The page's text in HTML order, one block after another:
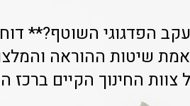
הפדגוגי השוטף?**
שיטות ההוראה
צוות החינוך הקיים